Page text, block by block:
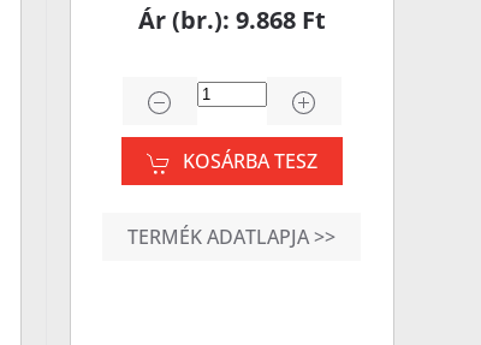
Ár (br.): 9.868 Ft
KOSÁRBA TESZ
TERMÉK ADATLAPJA >>